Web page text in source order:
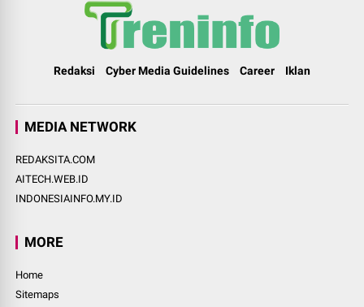
Redaksi Cyber Media Guidelines Career Iklan
MEDIA NETWORK
REDAKSITA.COM
AITECH.WEB.ID
INDONESIAINFO.MY.ID
MORE
Home
Sitemaps